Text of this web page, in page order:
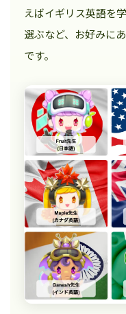
えばイギリス英語を
選ぶなど、お好みに
です。